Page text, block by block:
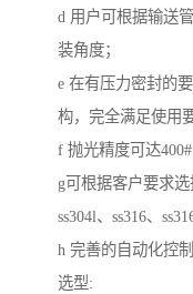
d 用户可根据输送
装角度；
e 在有压力密封的
构，完全满足使用
f 抛光精度可达
g可根据客户要求选
ss304l、ss316、
h 完善的自动化控
选型: